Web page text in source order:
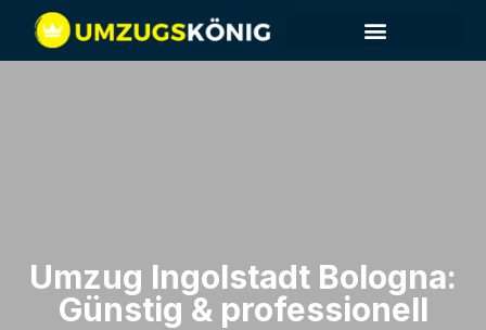
Umzug Ingolstadt​ Bologna:
Günstig & professionell​